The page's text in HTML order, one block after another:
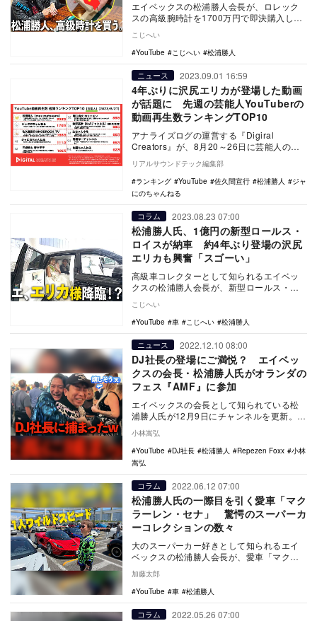
エイベックスの松浦勝人会長が、ロレック
スの高級腕時計を1700万円で即決購入した
段は…
こじへい
YouTube
こじへい 松浦勝人
ニュース 2023.09.01 16:59
4年ぶりに沢尻エリカが登場した動画
が話題に 先週の芸能人YouTuberの
動画再生数ランキングTOP10
アナライズログの運営する『Digiral
Creators』が、8月20～26日に芸能人の公
式YouTubeチャンネルで公開され…
リアルサウンドテック編集部
ランキング
YouTube 佐久間宣行 松浦勝人
ジャ
にのちゃんねる
コラム 2023.08.23 07:00
松浦勝人氏、1億円の新型ロールス・
ロイスが納車 約4年ぶり登場の沢尻
エリカも興奮「スゴーい」
高級車コレクターとして知られるエイベッ
クスの松浦勝人会長が、新型ロールス・ロ
た。 …
こじへい
YouTube
車 こじへい 松浦勝人
ニュース 2022.12.10 08:00
DJ社長の登場にご満悦？ エイベッ
クスの会長・松浦勝人氏がオランダの
フェス『AMF』に参加
エイベックスの会長として知られている松
浦勝人氏が12月9日にチャンネルを更新。オ
『Amsterd…
小林嵩弘
YouTube
DJ社長 松浦勝人 Repezen Foxx
小林
嵩弘
コラム 2022.06.12 07:00
松浦勝人氏の一際目を引く愛車「マク
ラーレン・セナ」 驚愕のスーパーカ
ーコレクションの数々
大のスーパーカー好きとして知られるエイ
ベックスの松浦勝人会長が、愛車「マクラ
ーレン・セナ」をYouTubeで披露した。
6月…
加藤太郎
YouTube
車 松浦勝人
コラム 2022.05.26 07:00